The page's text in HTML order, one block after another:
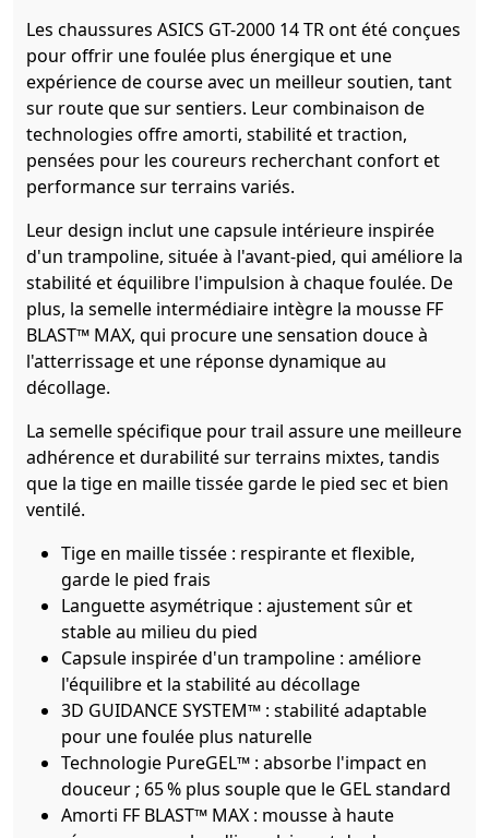
Les chaussures ASICS GT-2000 14 TR ont été conçues
pour offrir une foulée plus énergique et une
expérience de course avec un meilleur soutien, tant
sur route que sur sentiers. Leur combinaison de
technologies offre amorti, stabilité et traction,
pensées pour les coureurs recherchant confort et
performance sur terrains variés.
Leur design inclut une capsule intérieure inspirée
d'un trampoline, située à l'avant-pied, qui améliore la
stabilité et équilibre l'impulsion à chaque foulée. De
plus, la semelle intermédiaire intègre la mousse FF
BLAST™ MAX, qui procure une sensation douce à
l'atterrissage et une réponse dynamique au
décollage.
La semelle spécifique pour trail assure une meilleure
adhérence et durabilité sur terrains mixtes, tandis
que la tige en maille tissée garde le pied sec et bien
ventilé.
Tige en maille tissée : respirante et flexible,
garde le pied frais
Languette asymétrique : ajustement sûr et
stable au milieu du pied
Capsule inspirée d'un trampoline : améliore
l'équilibre et la stabilité au décollage
3D GUIDANCE SYSTEM™ : stabilité adaptable
pour une foulée plus naturelle
Technologie PureGEL™ : absorbe l'impact en
douceur ; 65 % plus souple que le GEL standard
Amorti FF BLAST™ MAX : mousse à haute